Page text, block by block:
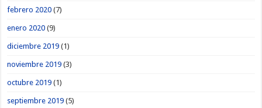
febrero 2020 (7)
enero 2020 (9)
diciembre 2019 (1)
noviembre 2019 (3)
octubre 2019 (1)
septiembre 2019 (5)